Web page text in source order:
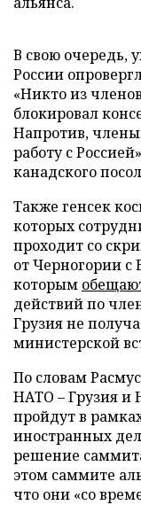
В свою очередь,
России
«Никто из
блокировал
Напротив, члены
работу с
канадского
Также генсек
которых
проходит со
от Черногории с
которым
действий по
Грузия не
министерской
По словам
НАТО – Грузия и
пройдут в
иностранных
решение
этом саммите
что они «со